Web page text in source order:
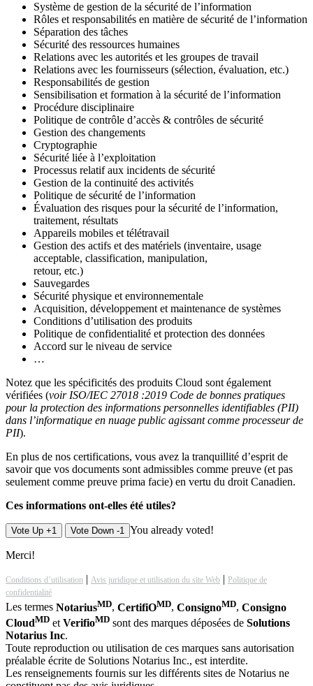
Système de gestion de la sécurité de l’information
Rôles et responsabilités en matière de sécurité de l’information
Séparation des tâches
Sécurité des ressources humaines
Relations avec les autorités et les groupes de travail
Relations avec les fournisseurs (sélection, évaluation, etc.)
Responsabilités de gestion
Sensibilisation et formation à la sécurité de l’information
Procédure disciplinaire
Politique de contrôle d’accès & contrôles de sécurité
Gestion des changements
Cryptographie
Sécurité liée à l’exploitation
Processus relatif aux incidents de sécurité
Gestion de la continuité des activités
Politique de sécurité de l’information
Évaluation des risques pour la sécurité de l’information,
traitement, résultats
Appareils mobiles et télétravail
Gestion des actifs et des matériels (inventaire, usage
acceptable, classification, manipulation,
retour, etc.)
Sauvegardes
Sécurité physique et environnementale
Acquisition, développement et maintenance de systèmes
Conditions d’utilisation des produits
Politique de confidentialité et protection des données
Accord sur le niveau de service
…
Notez que les spécificités des produits Cloud sont également
vérifiées (voir ISO/IEC 27018 :2019 Code de bonnes pratiques
pour la protection des informations personnelles identifiables (PII)
dans l’informatique en nuage public agissant comme processeur de
PII).
En plus de nos certifications, vous avez la tranquillité d’esprit de
savoir que vos documents sont admissibles comme preuve (et pas
seulement comme preuve prima facie) en vertu du droit Canadien.
Ces informations ont-elles été utiles?
Vote Up +1 Vote Down -1 You already voted!
Merci!
Conditions d’utilisation Avis juridique et utilisation du site Web
Politique de
confidentialité
Les termes NotariusMD, CertifiOMD, ConsignoMD, Consigno
CloudMD et VerifioMD sont des marques déposées de Solutions
Notarius Inc.
Toute reproduction ou utilisation de ces marques sans autorisation
préalable écrite de Solutions Notarius Inc., est interdite.
Les renseignements fournis sur les différents sites de Notarius ne